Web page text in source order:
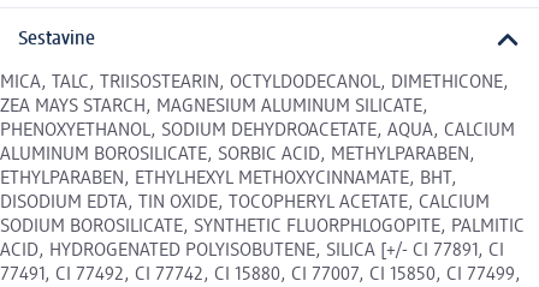
Sestavine
MICA, TALC, TRIISOSTEARIN, OCTYLDODECANOL, DIMETHICONE,
ZEA MAYS STARCH, MAGNESIUM ALUMINUM SILICATE,
PHENOXYETHANOL, SODIUM DEHYDROACETATE, AQUA, CALCIUM
ALUMINUM BOROSILICATE, SORBIC ACID, METHYLPARABEN,
ETHYLPARABEN, ETHYLHEXYL METHOXYCINNAMATE, BHT,
DISODIUM EDTA, TIN OXIDE, TOCOPHERYL ACETATE, CALCIUM
SODIUM BOROSILICATE, SYNTHETIC FLUORPHLOGOPITE, PALMITIC
ACID, HYDROGENATED POLYISOBUTENE, SILICA [+/- CI 77891, CI
77491, CI 77492, CI 77742, CI 15880, CI 77007, CI 15850, CI 77499,